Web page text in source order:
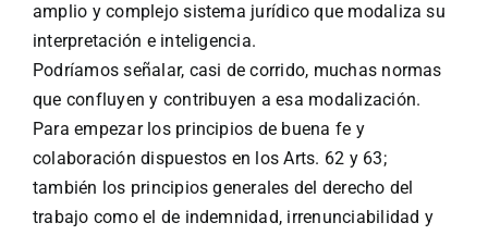
amplio y complejo sistema jurídico que modaliza su
interpretación e inteligencia.
Podríamos señalar, casi de corrido, muchas normas
que confluyen y contribuyen a esa modalización.
Para empezar los principios de buena fe y
colaboración dispuestos en los Arts. 62 y 63;
también los principios generales del derecho del
trabajo como el de indemnidad, irrenunciabilidad y